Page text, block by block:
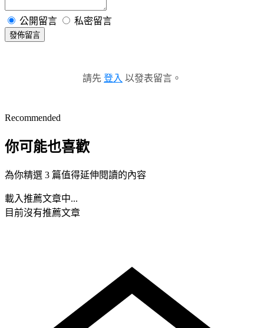
公開留言 私密留言
發佈留言
請先 登入 以發表留言。
Recommended
你可能也喜歡
為你精選 3 篇值得延伸閱讀的內容
載入推薦文章中...
目前沒有推薦文章